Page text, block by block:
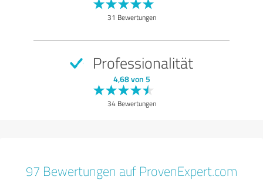
31 Bewertungen
Professionalität
4,68 von 5
34 Bewertungen
97 Bewertungen auf ProvenExpert.com